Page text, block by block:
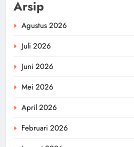
Arsip
Agustus 2026
Juli 2026
Juni 2026
Mei 2026
April 2026
Februari 2026